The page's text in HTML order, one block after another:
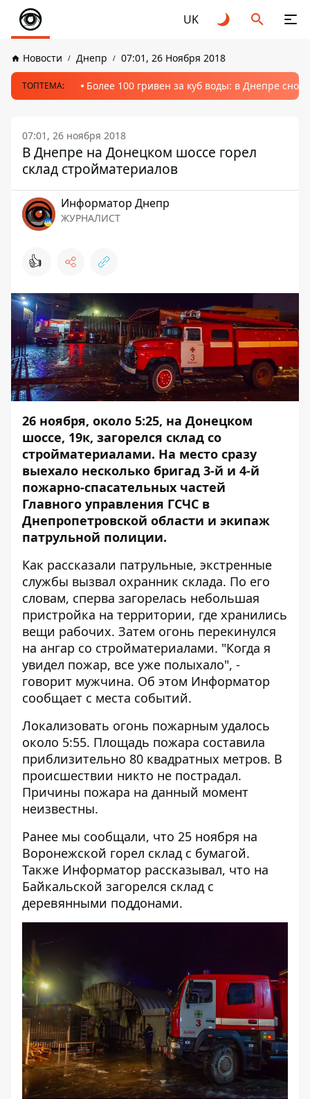
UK
Новости Днепр 07:01, 26 Ноября 2018
ТОПТЕМА: Более 100 гривен за куб воды: в Днепре
07:01, 26 ноября 2018
В Днепре на Донецком шоссе горел
склад стройматериалов
Информатор Днепр
ЖУРНАЛИСТ
👍
26 ноября, около 5:25, на Донецком
шоссе, 19к, загорелся склад со
стройматериалами. На место сразу
выехало несколько бригад 3-й и 4-й
пожарно-спасательных частей
Главного управления ГСЧС в
Днепропетровской области и экипаж
патрульной полиции.
Как рассказали патрульные, экстренные
службы вызвал охранник склада. По его
словам, сперва загорелась небольшая
пристройка на территории, где хранились
вещи рабочих. Затем огонь перекинулся
на ангар со стройматериалами. "Когда я
увидел пожар, все уже полыхало", -
говорит мужчина. Об этом Информатор
сообщает с места событий.
Локализовать огонь пожарным удалось
около 5:55. Площадь пожара составила
приблизительно 80 квадратных метров. В
происшествии никто не пострадал.
Причины пожара на данный момент
неизвестны.
Ранее мы сообщали, что 25 ноября на
Воронежской горел склад с бумагой.
Также Информатор рассказывал, что на
Байкальской загорелся склад с
деревянными поддонами.